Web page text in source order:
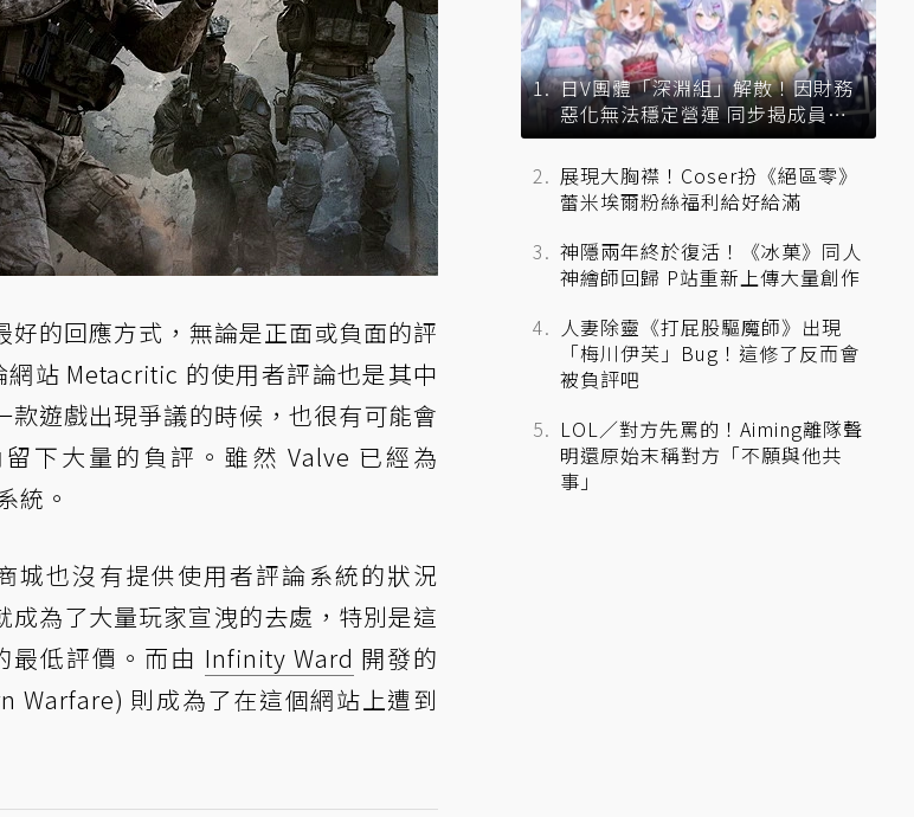
的回應方式，無論是正面或負面的評
站 Metacritic 的使用者評論也是其中
遊戲出現爭議的時候，也很有可能會
下大量的負評。雖然 Valve 已經為
統。
城也沒有提供使用者評論系統的狀況
為了大量玩家宣洩的去處，特別是這
最低評價。而由 Infinity Ward 開發的
Warfare) 則成為了在這個網站上遭到
日V團體「深淵組」解散！因財務
惡化無法穩定營運 同步揭成員未
來去向
展現大胸襟！Coser扮《絕區零》
蕾米埃爾粉絲福利給好給滿
神隱兩年終於復活！《冰菓》同人
神繪師回歸 P站重新上傳大量創作
人妻除靈《打屁股驅魔師》出現
「梅川伊芙」Bug！這修了反而會
被負評吧
LOL／對方先罵的！Aiming離隊聲
明還原始末稱對方「不願與他共
事」